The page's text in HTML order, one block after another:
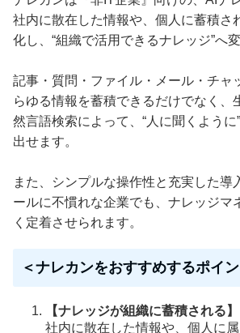
社内に散在した情報や、個人に蓄積さ
化し、“組織で活用できるナレッジ”へ
記事・質問・ファイル・メール・チャ
らゆる情報を蓄積できるだけでなく、
然言語検索によって、“人に聞くように
出せます。
また、シンプルな操作性と充実した導
ールに不慣れな企業でも、ナレッジマ
く定着させられます。
＜ナレカンをおすすめするポイ
【ナレッジが組織に蓄積される】
社内に散在した情報や、個人に